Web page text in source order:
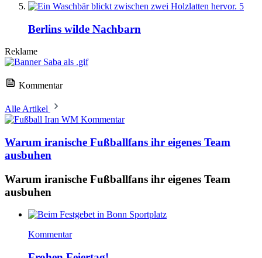
5
Berlins wilde Nachbarn
Reklame
Kommentar
Alle Artikel
Kommentar
Warum iranische Fußballfans ihr eigenes Team
ausbuhen
Warum iranische Fußballfans ihr eigenes Team
ausbuhen
Kommentar